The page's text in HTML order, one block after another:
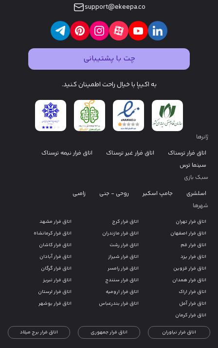
support@ekeepa.co
چت با پشتیبانی
به اکیپا با خیال راحت اطمینان کنید.
ژانرها
اتاق فرار ترسناک
اتاق فرار غیر ترسناک
اتاق فرار نیمه ترسناک
سینما ترس
سبک بازی
اسلشری
جامپ اسکیر روحی - جنی
زامبی
شهرها
اتاق فرار تهران اتاق فرار کرج
اتاق فرار مشهد
اتاق فرار اصفهان
اتاق فرار مازندران
اتاق فرار کرمانشاه
اتاق فرار قم
اتاق فرار رشت
اتاق فرار کاشان
اتاق فرار یزد
اتاق فرار شیراز
اتاق فرار آبادان
اتاق فرار قزوین
اتاق فرار رامسر
اتاق فرار گرگان
اتاق فرار همدان
اتاق فرار سنندج
اتاق فرار تبریز
اتاق فرار اراک
اتاق فرار ارومیه
اتاق فرار لرستان
اتاق فرار آمل
اتاق فرار بندرعباس
اتاق فرار بوشهر
اتاق فرار کرمان
اتاق فرار نیاوران اتاق فرار جمهوری اتاق فرار برج میلاد